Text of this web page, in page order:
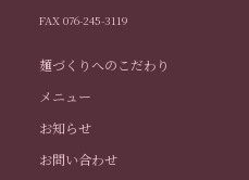
FAX 076-245-3119
麺づくりへのこだわり
メニュー
お知らせ
お問い合わせ